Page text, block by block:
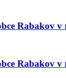
Rabakov
Rabakov